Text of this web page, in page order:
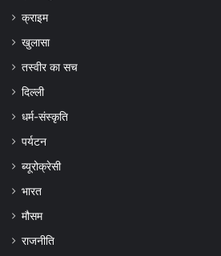
क्राइम
खुलासा
तस्वीर का सच
दिल्ली
धर्म-संस्कृति
पर्यटन
ब्यूरोक्रेसी
भारत
मौसम
राजनीति